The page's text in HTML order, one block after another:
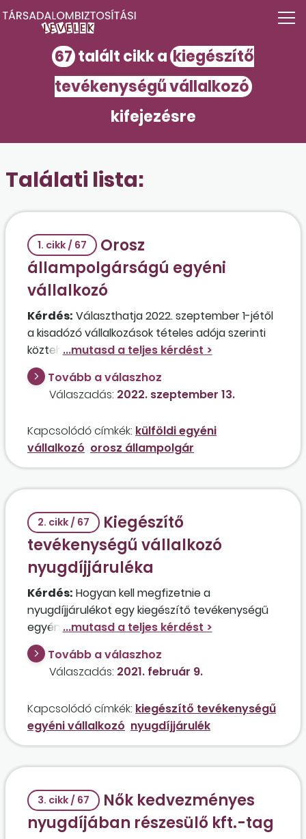
67 talált cikk a kiegészítő
tevékenységű vállalkozó
kifejezésre
Találati lista:
1. cikk / 67
Orosz
állampolgárságú egyéni
vállalkozó
Kérdés: Választhatja 2022. szeptember 1-jétől
a kisadózó vállalkozások tételes adója szerinti
közteherfizetést egy orosz állampolgár, akinek
Magyar-országon huzamos tartózkodási
engedélye van, 1951-ben született, és
Oroszországban öregségi nyugdíjban részesül?
Tovább a válaszhoz
Válaszadás: 2022. szeptember 13.
Kapcsolódó címkék: külföldi egyéni
vállalkozó orosz állampolgár
2. cikk / 67
Kiegészítő
tevékenységű vállalkozó
nyugdíjjáruléka
Kérdés: Hogyan kell megfizetnie a
nyugdíjjárulékot egy kiegészítő tevékenységű
egyéni vállalkozónak, aki 2020. december
hónapban számolta el az éves kivétet?
Amennyiben nem kell nyugdíjjárulékot fizetni,
akkor az érintett nem lesz jogosult a
Tovább a válaszhoz
Válaszadás: 2021. február 9.
Kapcsolódó címkék: kiegészítő tevékenységű
egyéni vállalkozó nyugdíjjárulék
3. cikk / 67
Nők kedvezményes
nyugdíjában részesülő kft.-tag